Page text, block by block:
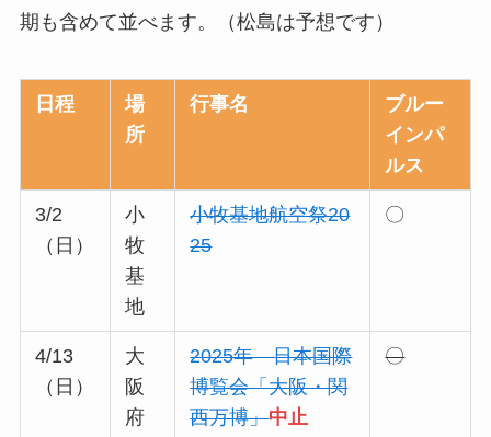
期も含めて並べます。（松島は予想です）
日程
場
所
行事名
ブルー
インパ
ルス
3/2
（日）
小
牧
基
地
小牧基地航空祭20
25
〇
4/13
（日）
大
阪
府
2025年 日本国際
博覧会「大阪・関
西万博」中止
〇